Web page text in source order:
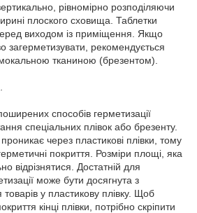
рівномірно розподіляючи
плоского сховища. Таблетки
виходом із приміщення. Якщо
загерметизувати, рекомендується
тканиною (брезентом).
способів герметизації
спеціальних плівок або брезенту.
через пластикові плівки, тому
покриття. Розміри площі, яка
відрізнятися. Достатній для
може бути досягнута з
у пластикову плівку. Щоб
кінці плівки, потрібно скріпити